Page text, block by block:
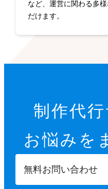
など、運営に関わる多
だけます。
制作代
お悩みを
無料お問い合わせ